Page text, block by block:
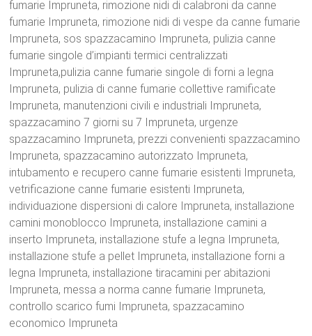
fumarie Impruneta, rimozione nidi di calabroni da canne
fumarie Impruneta, rimozione nidi di vespe da canne fumarie
Impruneta, sos spazzacamino Impruneta, pulizia canne
fumarie singole d’impianti termici centralizzati
Impruneta,pulizia canne fumarie singole di forni a legna
Impruneta, pulizia di canne fumarie collettive ramificate
Impruneta, manutenzioni civili e industriali Impruneta,
spazzacamino 7 giorni su 7 Impruneta, urgenze
spazzacamino Impruneta, prezzi convenienti spazzacamino
Impruneta, spazzacamino autorizzato Impruneta,
intubamento e recupero canne fumarie esistenti Impruneta,
vetrificazione canne fumarie esistenti Impruneta,
individuazione dispersioni di calore Impruneta, installazione
camini monoblocco Impruneta, installazione camini a
inserto Impruneta, installazione stufe a legna Impruneta,
installazione stufe a pellet Impruneta, installazione forni a
legna Impruneta, installazione tiracamini per abitazioni
Impruneta, messa a norma canne fumarie Impruneta,
controllo scarico fumi Impruneta, spazzacamino
economico Impruneta